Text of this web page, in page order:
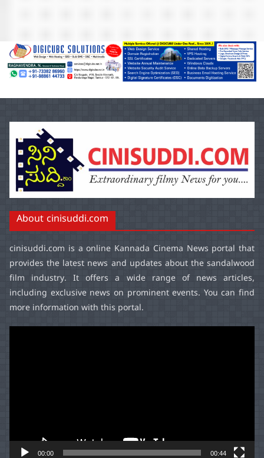
About cinisuddi.com
cinisuddi.com is a online Kannada Cinema News portal that
provides the latest news and updates about the sandalwood
film industry. It offers a wide range of news articles,
including exclusive news on prominent events. You can find
more information with this portal.
00:00 00:44